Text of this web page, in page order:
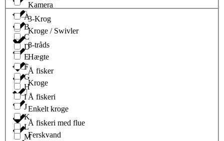
Kamera
Kroge / Swivler
Hægte
Kroge
Enkelt kroge
Ferskvand
3-Krog
8-tråds
Å fisker
Å fiskeri
Å fiskeri med flue
A
B
C
D
E
F
G
H
I
J
K
L
M